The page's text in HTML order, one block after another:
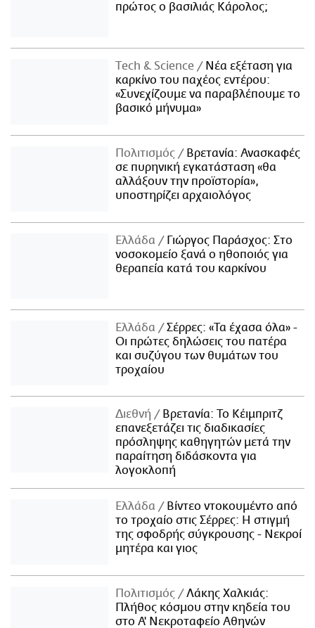
πρώτος ο βασιλιάς Κάρολος;
Τech & Science
Νέα εξέταση για
καρκίνο του παχέος εντέρου:
«Συνεχίζουμε να παραβλέπουμε το
βασικό μήνυμα»
Πολιτισμός
Βρετανία: Ανασκαφές
σε πυρηνική εγκατάσταση «θα
αλλάξουν την προϊστορία»,
υποστηρίζει αρχαιολόγος
Ελλάδα
Γιώργος Παράσχος: Στο
νοσοκομείο ξανά ο ηθοποιός για
θεραπεία κατά του καρκίνου
Ελλάδα
Σέρρες: «Τα έχασα όλα» -
Οι πρώτες δηλώσεις του πατέρα
και συζύγου των θυμάτων του
τροχαίου
Διεθνή
Βρετανία: Το Κέιμπριτζ
επανεξετάζει τις διαδικασίες
πρόσληψης καθηγητών μετά την
παραίτηση διδάσκοντα για
λογοκλοπή
Ελλάδα
Βίντεο ντοκουμέντο από
το τροχαίο στις Σέρρες: Η στιγμή
της σφοδρής σύγκρουσης - Νεκροί
μητέρα και γιος
Πολιτισμός
Λάκης Χαλκιάς:
Πλήθος κόσμου στην κηδεία του
στο Α' Νεκροταφείο Αθηνών